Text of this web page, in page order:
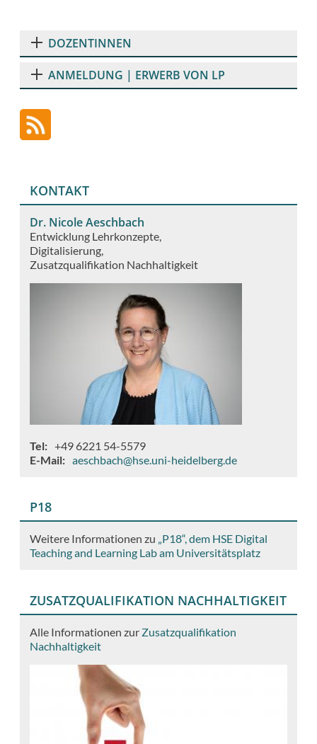
DOZENTINNEN
ANMELDUNG | ERWERB VON LP
KONTAKT
Dr. Nicole Aeschbach
Entwicklung Lehrkonzepte
Digitalisierung
Zusatzqualifikation Nachhaltigkeit
Tel
+49 6221 54-5579
E-Mail
aeschbach@hse.uni-heidelberg.de
P18
Weitere Informationen zu „P18“, dem HSE Digital
Teaching and Learning Lab am Universitätsplatz
ZUSATZQUALIFIKATION NACHHALTIGKEIT
Alle Informationen zur Zusatzqualifikation
Nachhaltigkeit